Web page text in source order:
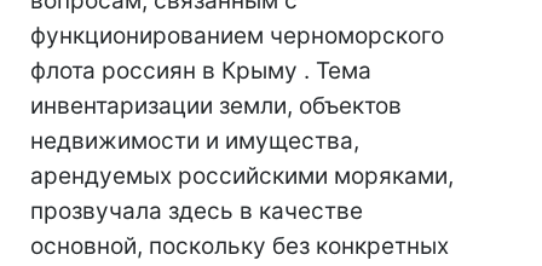
функционированием черноморского
флота россиян в Крыму . Тема
инвентаризации земли, объектов
недвижимости и имущества,
арендуемых российскими моряками,
прозвучала здесь в качестве
основной, поскольку без конкретных